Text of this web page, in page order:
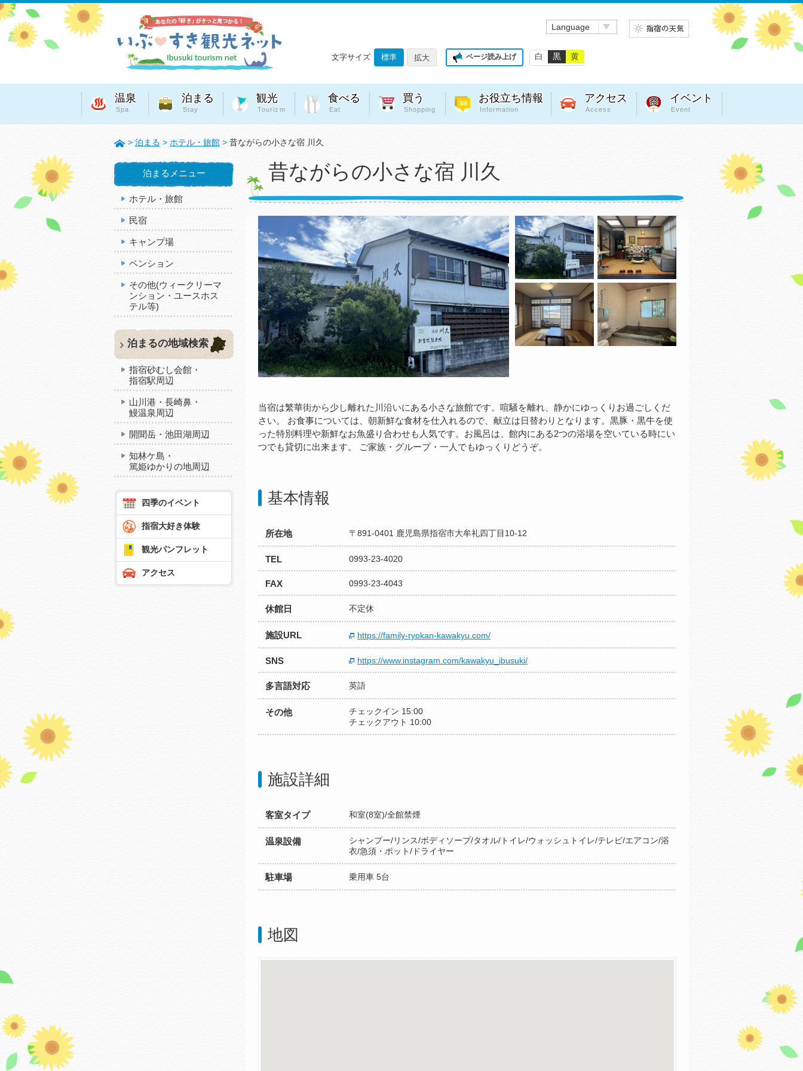
Language
文字サイズ 標準 拡大 ページ読み上げ 白 黒 黄
温泉
Spa
泊まる
Stay
観光
Tourizm
食べる
Eat
買う
Shopping
お役立ち情報
Information
アクセス
Access
イベント
Event
> 泊まる > ホテル・旅館 > 昔ながらの小さな宿 川久
昔ながらの小さな宿 川久
当宿は繁華街から少し離れた川沿いにある小さな旅館です。喧騒を離れ、静かにゆっくりお過ごしくだ
さい。 お食事については、朝新鮮な食材を仕入れるので、献立は日替わりとなります。黒豚・黒牛を使
った特別料理や新鮮なお魚盛り合わせも人気です。お風呂は、館内にある2つの浴場を空いている時にい
つでも貸切に出来ます。 ご家族・グループ・一人でもゆっくりどうぞ。
基本情報
所在地 〒891-0401 鹿児島県指宿市大牟礼四丁目10-12
TEL 0993-23-4020
FAX 0993-23-4043
休館日 不定休
施設URL https://family-ryokan-kawakyu.com/
SNS https://www.instagram.com/kawakyu_ibusuki/
多言語対応 英語
その他
チェックイン 15:00
チェックアウト 10:00
施設詳細
客室タイプ 和室(8室)/全館禁煙
温泉設備
シャンプー/リンス/ボディソープ/タオル/トイレ/ウォッシュトイレ/テレビ/エアコン/浴
衣/急須・ポット/ドライヤー
駐車場 乗用車 5台
地図
泊まるメニュー
ホテル・旅館
民宿
キャンプ場
ペンション
その他(ウィークリーマ
ンション・ユースホス
テル等)
泊まるの地域検索
指宿砂むし会館・
指宿駅周辺
山川港・長崎鼻・
鰻温泉周辺
開聞岳・池田湖周辺
知林ケ島・
篤姫ゆかりの地周辺
四季のイベント
指宿大好き体験
観光パンフレット
アクセス